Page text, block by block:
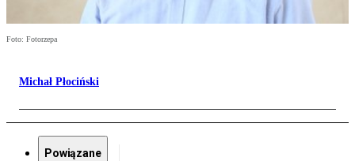
Foto: Fotorzepa
Michał Płociński
Powiązane